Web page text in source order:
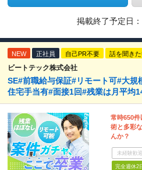
掲載終了予定日：
NEW 正社員 自己PR不要 話を聞き
ビートテック株式会社
SE#前職給与保証#リモート可#大規
住宅手当有#面接1回#残業は月平均
常時650
術と多彩
んか？
未経験歓迎
完全週休2